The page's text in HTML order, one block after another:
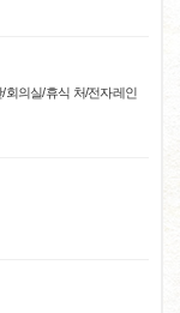
의실/휴식 처/전자레인